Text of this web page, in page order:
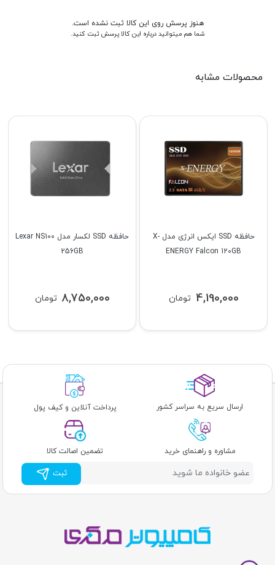
هنوز پرسش روی این کالا ثبت نشده است.
شما هم میتوانید درباره این کالا پرسش ثبت کنید.
محصولات مشابه
حافظه SSD لکسار مدل Lexar NS100
256GB
تومان 8,750,000
حافظه SSD ایکس انرژی مدل X-
ENERGY Falcon 120GB
تومان 4,190,000
ارسال سریع به سراسر کشور پرداخت آنلاین و کیف پول
مشاوره و راهنمای خرید تضمین اصالت کالا
ثبت